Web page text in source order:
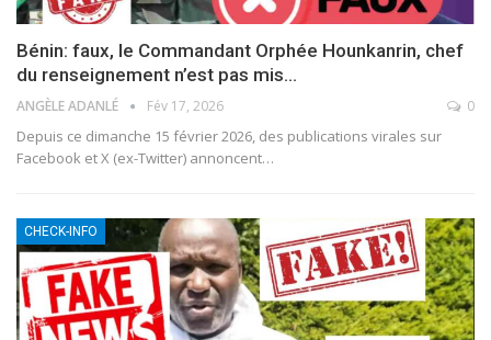
Bénin: faux, le Commandant Orphée Hounkanrin, chef
du renseignement n’est pas mis…
ANGÈLE ADANLÉ Fév 17, 2026 0
Depuis ce dimanche 15 février 2026, des publications virales sur
Facebook et X (ex-Twitter) annoncent…
CHECK-INFO